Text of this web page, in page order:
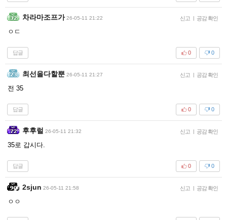
차라마조프가 26-05-11 21:22 신고 | 공감 확인
ㅇㄷ
답글 0
0
최선을다할뿐 26-05-11 21:27 신고 | 공감 확인
전 35
답글 0
0
후후럴 26-05-11 21:32 신고 | 공감 확인
35로 갑시다.
답글 0
0
2sjun 26-05-11 21:58 신고 | 공감 확인
ㅇㅇ